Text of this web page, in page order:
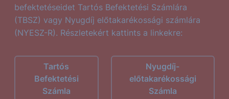
befektetéseidet Tartós Befektetési Számlára
(TBSZ) vagy Nyugdíj előtakarékossági számlára
(NYESZ-R). Részletekért kattints a linkekre:
Tartós
Befektetési
Számla
Nyugdíj-
előtakarékossági
Számla